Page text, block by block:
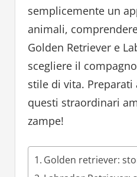
semplicemente un
animali,
Golden Retriever e
scegliere il
stile di vita.
questi straordinari
zampe!
Golden retriever: